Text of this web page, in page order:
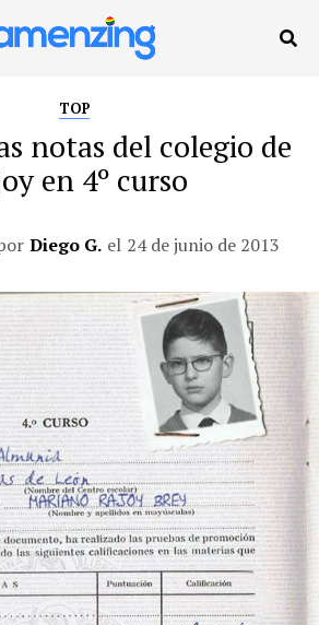
TOP
notas del colegio de
en 4º curso
Diego G. el 24 de junio de 2013